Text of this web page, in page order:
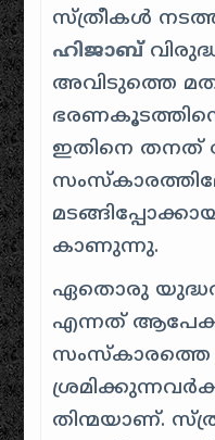
സ്ത്രീകൾ
ഹിജാബ്
അവിടുത്തെ
ഇതിനെ തനത്
കാണുന്നു.
ഏതൊരു
എന്നത്
സംസ്കാരത്തെ
തിന്മയാണ്.